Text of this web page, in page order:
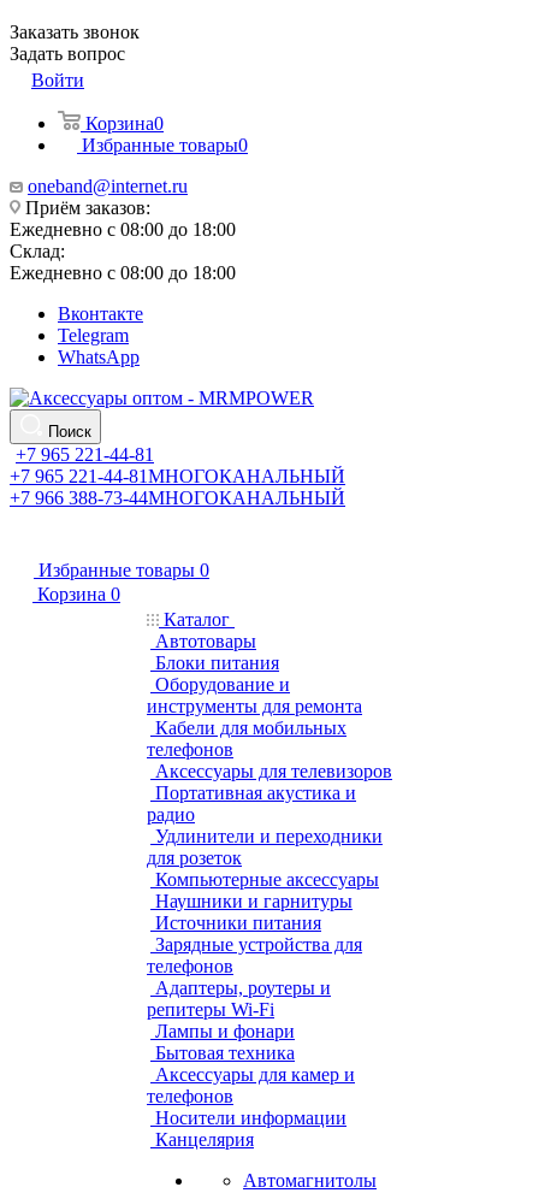
Заказать звонок
Задать вопрос
Войти
Корзина0
Избранные товары0
oneband@internet.ru
Приём заказов:
Ежедневно с 08:00 до 18:00
Склад:
Ежедневно с 08:00 до 18:00
Вконтакте
Telegram
WhatsApp
Поиск
+7 965 221-44-81
+7 965 221-44-81МНОГОКАНАЛЬНЫЙ
+7 966 388-73-44МНОГОКАНАЛЬНЫЙ
Избранные товары 0
Корзина 0
Каталог
Автотовары
Блоки питания
Оборудование и
инструменты для ремонта
Кабели для мобильных
телефонов
Аксессуары для телевизоров
Портативная акустика и
радио
Удлинители и переходники
для розеток
Компьютерные аксессуары
Наушники и гарнитуры
Источники питания
Зарядные устройства для
телефонов
Адаптеры, роутеры и
репитеры Wi-Fi
Лампы и фонари
Бытовая техника
Аксессуары для камер и
телефонов
Носители информации
Канцелярия
Автомагнитолы